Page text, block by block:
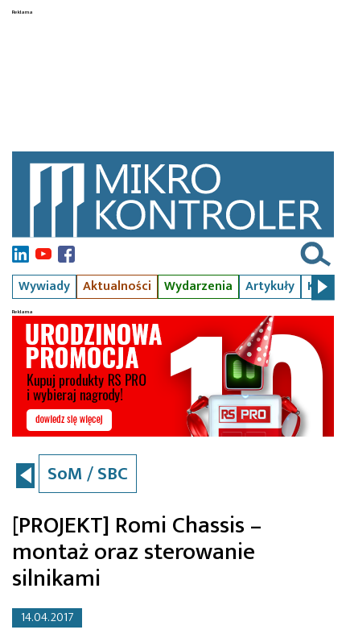
Wywiady Aktualności Wydarzenia Artykuły Kursy
SoM / SBC
[PROJEKT] Romi Chassis –
montaż oraz sterowanie
silnikami
14.04.2017